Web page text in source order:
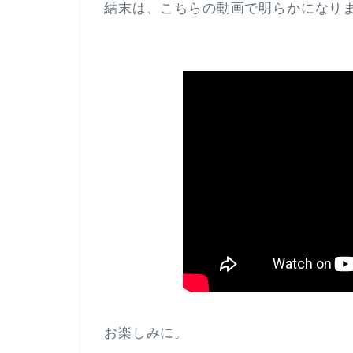
結末は、こちらの動画で明らかになり
お楽しみに。